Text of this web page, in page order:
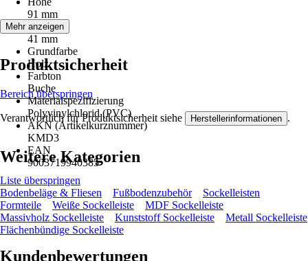
91 mm
Stärke
41 mm
Grundfarbe
Holz
Farbton
Buche
Materialspezifizierung
Polyvinylchlorid (PVC)
AKN (Artikelkurznummer)
KMD3
EAN
9003719940385
Mehr anzeigen
Produktsicherheit
Bereich überspringen
Verantwortlich für Produktsicherheit siehe Herstellerinformationen .
Weitere Kategorien
Liste überspringen
Bodenbeläge & Fliesen
Fußbodenzubehör
Sockelleisten
Formteile
Weiße Sockelleiste
MDF Sockelleiste
Massivholz Sockelleiste
Kunststoff Sockelleiste
Metall Sockelleiste
Flächenbündige Sockelleiste
Kundenbewertungen